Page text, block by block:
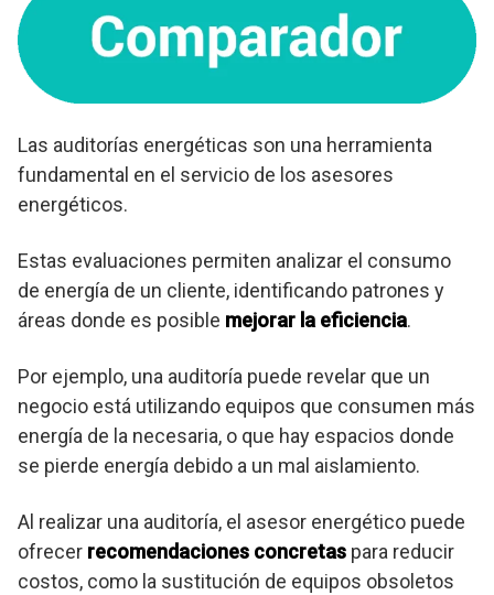
Las auditorías energéticas son una herramienta
fundamental en el servicio de los asesores
energéticos.
Estas evaluaciones permiten analizar el consumo
de energía de un cliente, identificando patrones y
áreas donde es posible mejorar la eficiencia.
Por ejemplo, una auditoría puede revelar que un
negocio está utilizando equipos que consumen más
energía de la necesaria, o que hay espacios donde
se pierde energía debido a un mal aislamiento.
Al realizar una auditoría, el asesor energético puede
ofrecer recomendaciones concretas para reducir
costos, como la sustitución de equipos obsoletos